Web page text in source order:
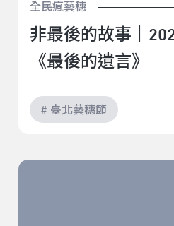
全民瘋藝穗
非最後的故事｜
《最後的遺言》
# 臺北藝穗節
見笑歌廳秀-要活就要練｜2022